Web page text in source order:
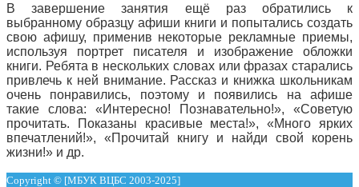
В завершение занятия ещё раз обратились к
выбранному образцу афиши книги и попытались создать
свою афишу, применив некоторые рекламные приемы,
используя портрет писателя и изображение обложки
книги. Ребята в нескольких словах или фразах старались
привлечь к ней внимание. Рассказ и книжка школьникам
очень понравились, поэтому и появились на афише
такие слова: «Интересно! Познавательно!», «Советую
прочитать. Показаны красивые места!», «Много ярких
впечатлений!», «Прочитай книгу и найди свой корень
жизни!» и др.
Copyright © [МБУК ВЦБС 2003-2025]